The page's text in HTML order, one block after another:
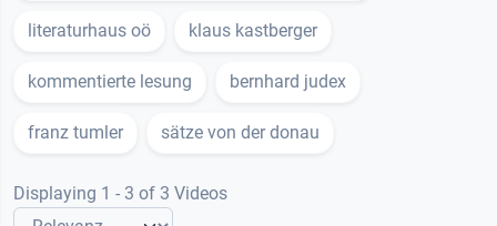
literaturhaus oö klaus kastberger
kommentierte lesung bernhard judex
franz tumler sätze von der donau
Displaying 1 - 3 of 3 Videos